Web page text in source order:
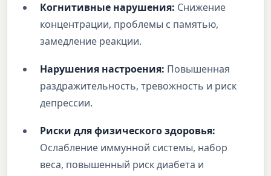
Когнитивные нарушения: Снижение
концентрации, проблемы с памятью,
замедление реакции.
Нарушения настроения: Повышенная
раздражительность, тревожность и риск
депрессии.
Риски для физического здоровья:
Ослабление иммунной системы, набор
веса, повышенный риск диабета и